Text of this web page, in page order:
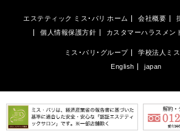
エステティック ミス・パリ ホーム 会社概要
個人情報保護方針
カスタマーハラスメン
ミス・パリ・グループ
学校法人ミ
English
japan